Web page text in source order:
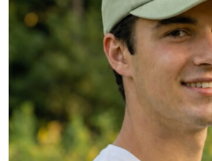
na
página
produto